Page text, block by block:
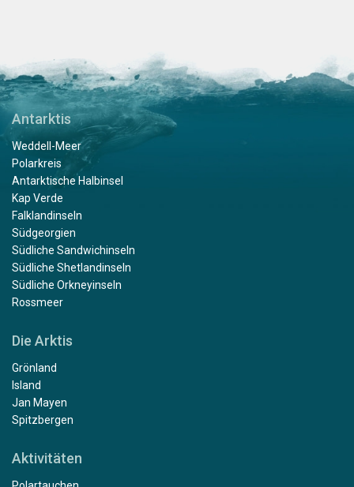
Antarktis
Weddell-Meer
Polarkreis
Antarktische Halbinsel
Kap Verde
Falklandinseln
Südgeorgien
Südliche Sandwichinseln
Südliche Shetlandinseln
Südliche Orkneyinseln
Rossmeer
Die Arktis
Grönland
Island
Jan Mayen
Spitzbergen
Aktivitäten